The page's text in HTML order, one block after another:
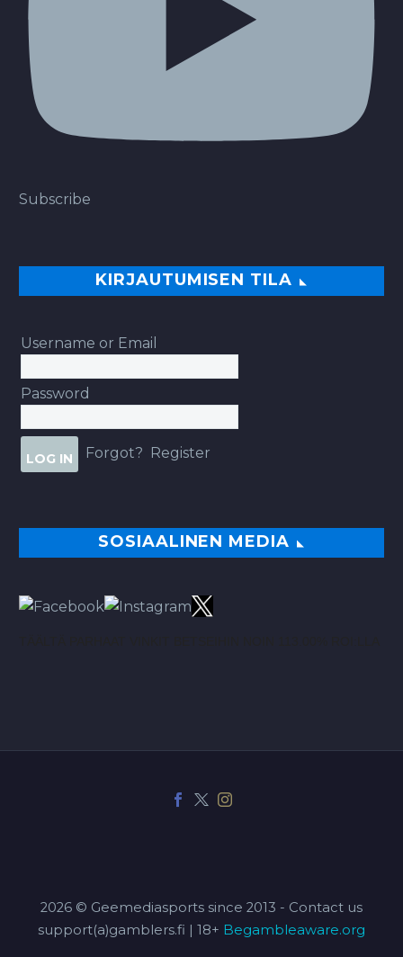
Subscribe
KIRJAUTUMISEN TILA
Username or Email
Password
Forgot? Register
SOSIAALINEN MEDIA
2026 © Geemediasports since 2013 - Contact us
support(a)gamblers.fi | 18+ Begambleaware.org